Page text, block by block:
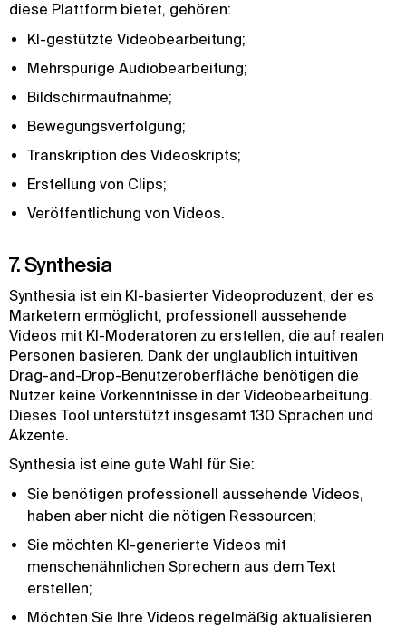
diese Plattform bietet, gehören:
KI-gestützte Videobearbeitung;
Mehrspurige Audiobearbeitung;
Bildschirmaufnahme;
Bewegungsverfolgung;
Transkription des Videoskripts;
Erstellung von Clips;
Veröffentlichung von Videos.
7. Synthesia
Synthesia ist ein KI-basierter Videoproduzent, der es
Marketern ermöglicht, professionell aussehende
Videos mit KI-Moderatoren zu erstellen, die auf realen
Personen basieren. Dank der unglaublich intuitiven
Drag-and-Drop-Benutzeroberfläche benötigen die
Nutzer keine Vorkenntnisse in der Videobearbeitung.
Dieses Tool unterstützt insgesamt 130 Sprachen und
Akzente.
Synthesia ist eine gute Wahl für Sie:
Sie benötigen professionell aussehende Videos,
haben aber nicht die nötigen Ressourcen;
Sie möchten KI-generierte Videos mit
menschenähnlichen Sprechern aus dem Text
erstellen;
Möchten Sie Ihre Videos regelmäßig aktualisieren